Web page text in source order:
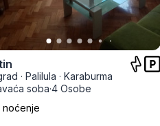
· Palilula · Karaburma
soba·4 Osobe
noćenje